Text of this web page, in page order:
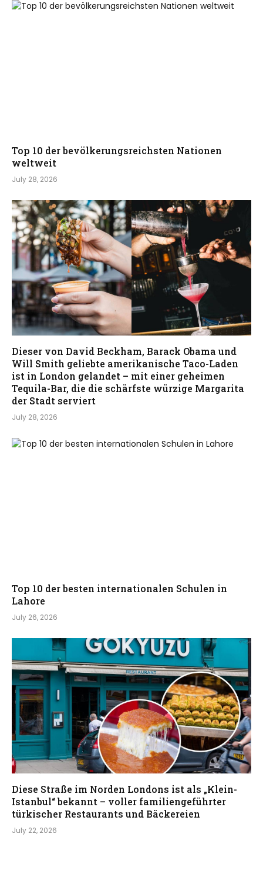
Top 10 der bevölkerungsreichsten Nationen
weltweit
July 28, 2026
Dieser von David Beckham, Barack Obama und
Will Smith geliebte amerikanische Taco-Laden
ist in London gelandet – mit einer geheimen
Tequila-Bar, die die schärfste würzige Margarita
der Stadt serviert
July 28, 2026
Top 10 der besten internationalen Schulen in
Lahore
July 26, 2026
Diese Straße im Norden Londons ist als „Klein-
Istanbul“ bekannt – voller familiengeführter
türkischer Restaurants und Bäckereien
July 22, 2026